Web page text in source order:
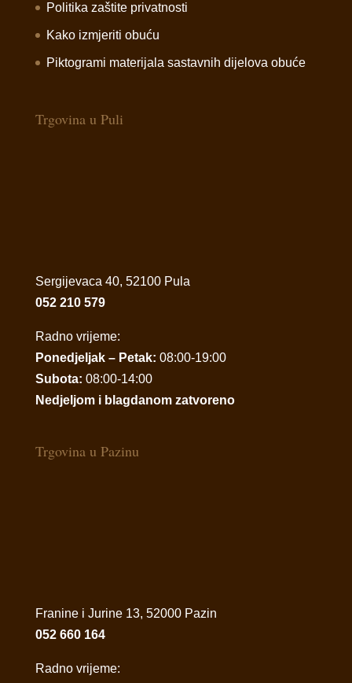
Politika zaštite privatnosti
Kako izmjeriti obuću
Piktogrami materijala sastavnih dijelova obuće
Trgovina u Puli
Sergijevaca 40, 52100 Pula
052 210 579
Radno vrijeme:
Ponedjeljak – Petak: 08:00-19:00
Subota: 08:00-14:00
Nedjeljom i blagdanom zatvoreno
Trgovina u Pazinu
Franine i Jurine 13, 52000 Pazin
052 660 164
Radno vrijeme: